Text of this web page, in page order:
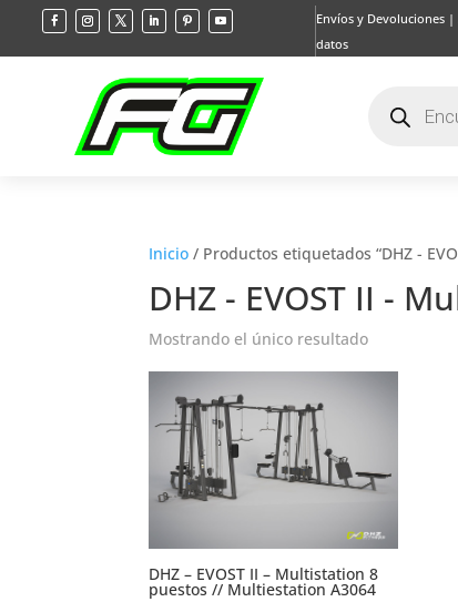
Envíos y Devoluciones|
datos
productos
Inicio / Productos etiquetados “DHZ -
DHZ - EVOST II -
Mostrando el único resultado
DHZ – EVOST II – Multistation 8
puestos // Multiestation A3064